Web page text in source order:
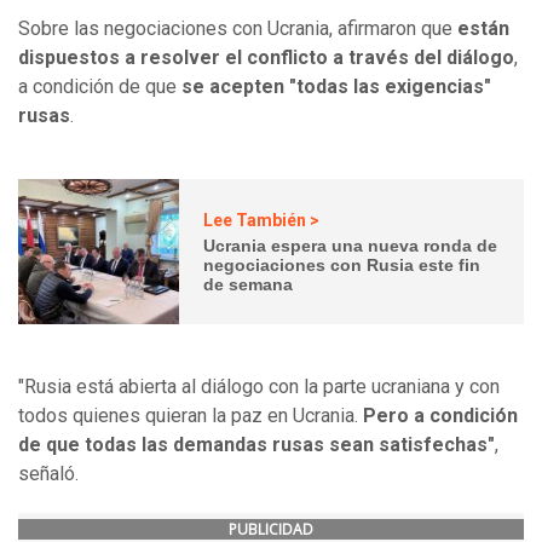
Sobre las negociaciones con Ucrania, afirmaron que están
dispuestos a resolver el conflicto a través del diálogo,
a condición de que se acepten "todas las exigencias"
rusas.
Lee También >
Ucrania espera una nueva ronda de
negociaciones con Rusia este fin
de semana
"Rusia está abierta al diálogo con la parte ucraniana y con
todos quienes quieran la paz en Ucrania. Pero a condición
de que todas las demandas rusas sean satisfechas",
señaló.
PUBLICIDAD